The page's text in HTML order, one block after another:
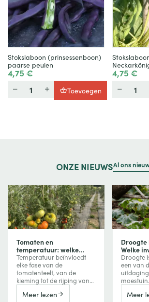
Stokslaboon (prinsessenboon)
paarse peulen
4,75 €
Hoeveelheid
Toevoegen
4,75 €
ONZE NIEUWSAl ons
Tomaten en
temperatuur: welke
invloed heeft
temperatuur op groei,
bloei en vruchtvorming?
Temperatuur beïnvloedt
elke fase van de
tomatenteelt, van de
kieming tot de rijping van
vertraagt de groei, terwijl
Meer lezen
Droogte
Welke
op uw
Droogte
een van
de
Meer